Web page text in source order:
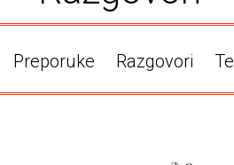
Preporuke Razgovori